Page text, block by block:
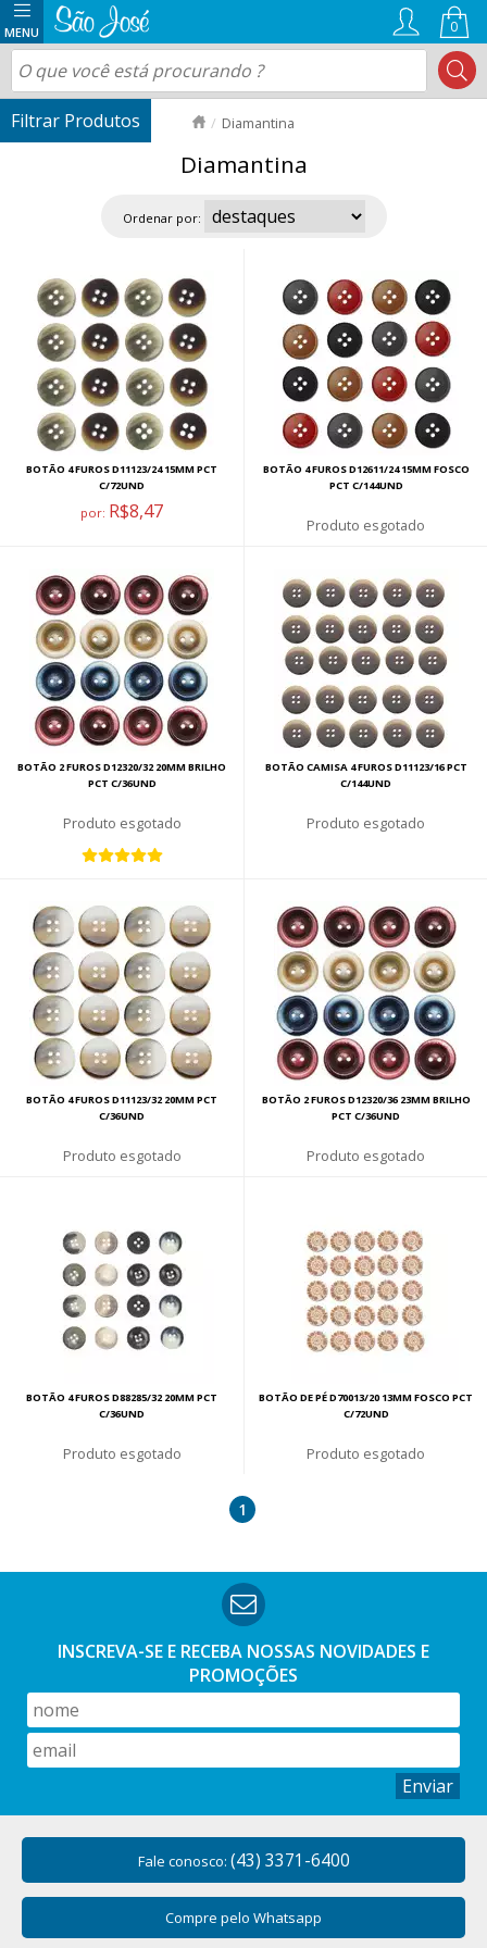
0
Diamantina
Diamantina
Ordenar por:
BOTÃO 4 FUROS D11123/24 15MM PCT
C/72UND
por: R$8,47
BOTÃO 4 FUROS D12611/24 15MM FOSCO
PCT C/144UND
esgotado
BOTÃO 2 FUROS D12320/32 20MM BRILHO
PCT C/36UND
esgotado
BOTÃO CAMISA 4 FUROS D11123/16 PCT
C/144UND
esgotado
BOTÃO 4 FUROS D11123/32 20MM PCT
C/36UND
esgotado
BOTÃO 2 FUROS D12320/36 23MM BRILHO
PCT C/36UND
esgotado
BOTÃO 4 FUROS D88285/32 20MM PCT
C/36UND
esgotado
BOTÃO DE PÉ D70013/20 13MM FOSCO PCT
C/72UND
esgotado
1
INSCREVA-SE E RECEBA NOSSAS NOVIDADES E
PROMOÇÕES
Enviar
Fale conosco: (43) 3371-6400
Compre pelo Whatsapp